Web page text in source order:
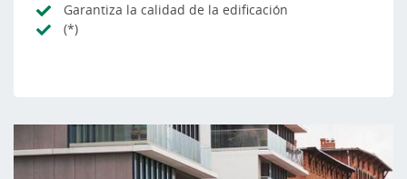
Garantiza la calidad de la edificación
(*)